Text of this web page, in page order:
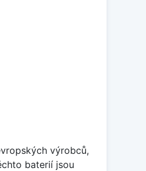
výrobců,
baterií jsou